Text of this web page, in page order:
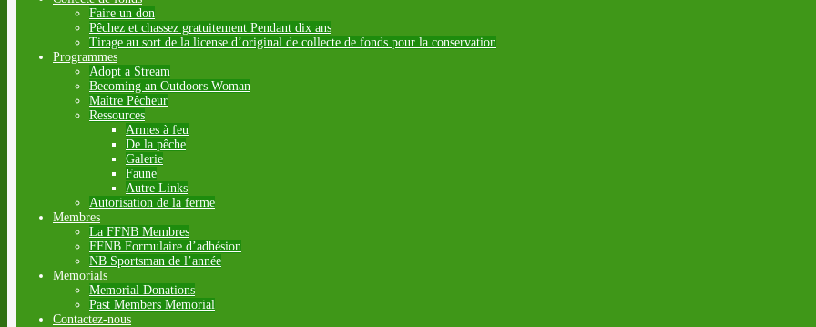
Faire un don
Pêchez et chassez gratuitement Pendant dix ans
Tirage au sort de la license d’original de collecte de fonds pour la conservation
Programmes
Adopt a Stream
Becoming an Outdoors Woman
Maître Pêcheur
Ressources
Armes à feu
De la pêche
Galerie
Faune
Autre Links
Autorisation de la ferme
Membres
La FFNB Membres
FFNB Formulaire d’adhésion
NB Sportsman de l’année
Memorials
Memorial Donations
Past Members Memorial
Contactez-nous